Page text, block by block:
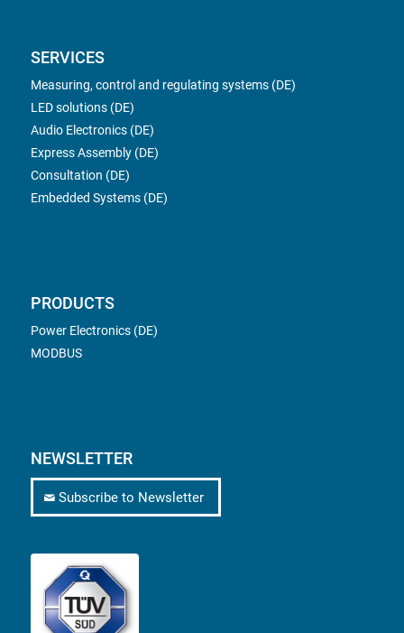
SERVICES
Measuring, control and regulating systems (DE)
LED solutions (DE)
Audio Electronics (DE)
Express Assembly (DE)
Consultation (DE)
Embedded Systems (DE)
PRODUCTS
Power Electronics (DE)
MODBUS
NEWSLETTER
Subscribe to Newsletter